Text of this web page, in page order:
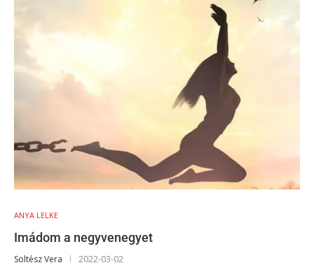
ANYA LELKE
Imádom a negyvenegyet
Soltész Vera 2022-03-02